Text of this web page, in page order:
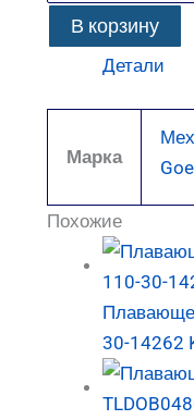
В корзину
Детали
Марка
Похожие
30-14262